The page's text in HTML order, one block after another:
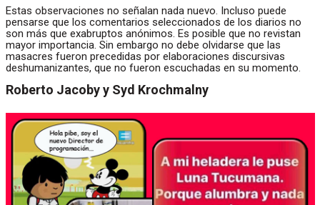
Estas observaciones no señalan nada nuevo. Incluso puede
pensarse que los comentarios seleccionados de los diarios no
son más que exabruptos anónimos. Es posible que no revistan
mayor importancia. Sin embargo no debe olvidarse que las
masacres fueron precedidas por elaboraciones discursivas
deshumanizantes, que no fueron escuchadas en su momento.
Roberto Jacoby y Syd Krochmalny